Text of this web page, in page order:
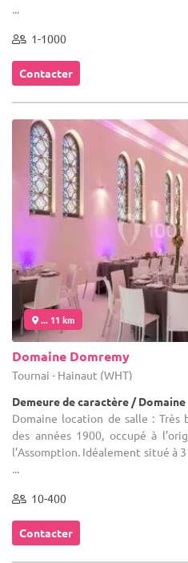
...
1-1000
Contacter
... 11 km
Domaine Domremy
Tournai - Hainaut (WHT)
Demeure de caractère / Domaine
Domaine location de salle : Très
des années 1900, occupé à
l’Assomption. Idéalement situé à
...
10-400
Contacter